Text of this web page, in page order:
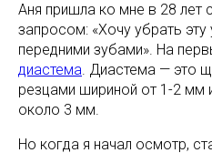
Аня пришла ко мне в 28 лет
запросом: «Хочу убрать
передними зубами». На
диастема. Диастема — это
резцами шириной от 1-2
около 3 мм.
Но когда я начал осмотр,